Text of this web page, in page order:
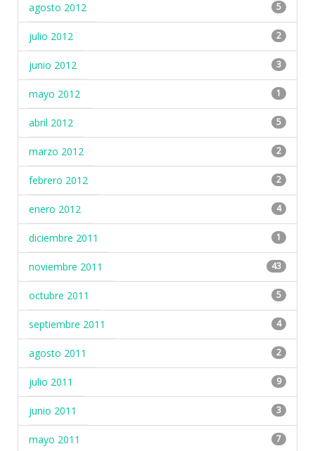
agosto 2012 5
julio 2012 2
junio 2012 3
mayo 2012 1
abril 2012 5
marzo 2012 2
febrero 2012 2
enero 2012 4
diciembre 2011 1
noviembre 2011 43
octubre 2011 5
septiembre 2011 4
agosto 2011 2
julio 2011 9
junio 2011 3
mayo 2011 7